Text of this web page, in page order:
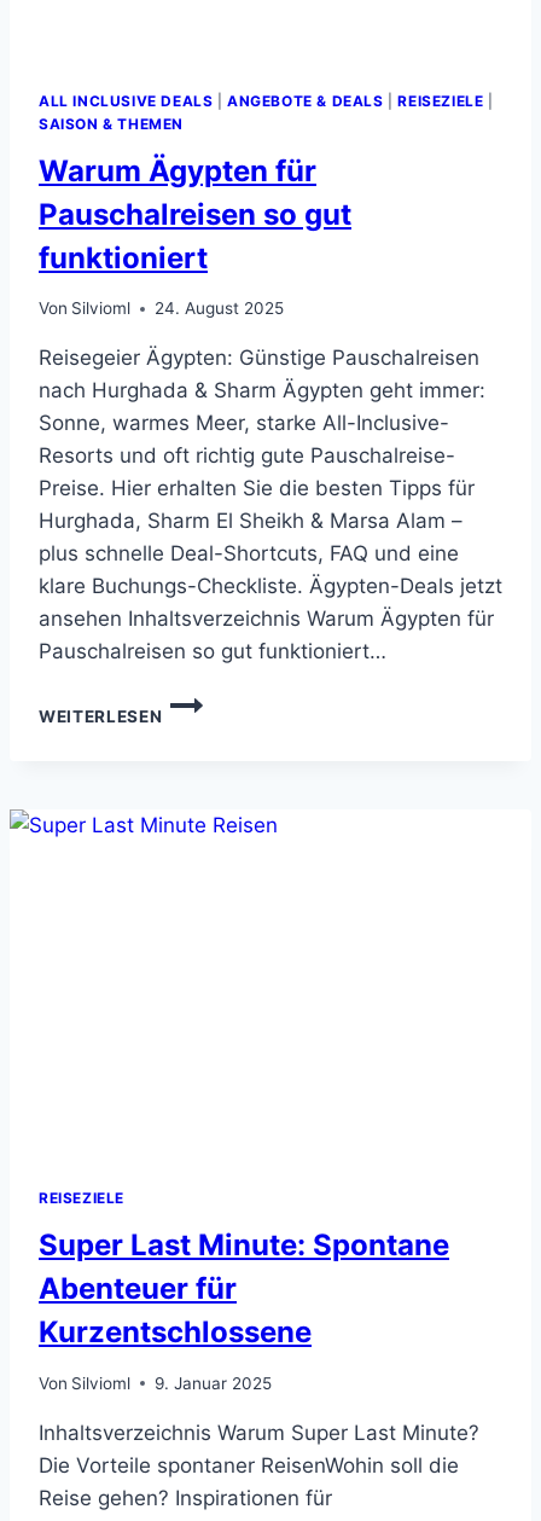
ALL INCLUSIVE DEALS |ANGEBOTE & DEALS |REISEZIELE
SAISON & THEMEN
Warum Ägypten für
Pauschalreisen so gut
funktioniert
Von Silvioml 24. August 2025
Reisegeier Ägypten: Günstige Pauschalreisen
nach Hurghada & Sharm Ägypten geht immer:
Sonne, warmes Meer, starke All-Inclusive-
Resorts und oft richtig gute Pauschalreise-
Preise. Hier erhalten Sie die besten Tipps für
Hurghada, Sharm El Sheikh & Marsa Alam –
plus schnelle Deal-Shortcuts, FAQ und eine
klare Buchungs-Checkliste. Ägypten-Deals jetzt
ansehen Inhaltsverzeichnis Warum Ägypten für
Pauschalreisen so gut funktioniert…
WEITERLESEN
WARUM
GUT
REISEZIELE
Super Last Minute: Spontane
Abenteuer für
Kurzentschlossene
Von Silvioml 9. Januar 2025
Inhaltsverzeichnis Warum Super Last Minute?
Die Vorteile spontaner ReisenWohin soll die
Reise gehen? Inspirationen für